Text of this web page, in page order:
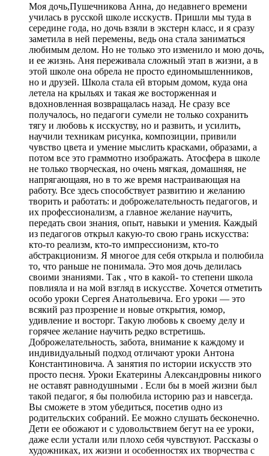
Моя дочь,Пушечникова Анна, до недавнего времени
училась в русской школе исскуств. Пришли мы туда в
середине года, но дочь взяли в экстерн класс, и я сразу
заметила в ней перемены, ведь она стала заниматься
любимым делом. Но не только это изменило и мою дочь,
и ее жизнь. Аня переживала сложный этап в жизни, а в
этой школе она обрела не просто единомышленников,
но и друзей. Школа стала ей вторым домом, куда она
летела на крыльях и такая же восторженная и
вдохновленная возвращалась назад. Не сразу все
получалось, но педагоги сумели не только сохранить
тягу и любовь к исскуству, но и развить, и усилить,
научили техникам рисунка, композиции, привили
чувство цвета и умение мыслить красками, образами, а
потом все это граммотно изображать. Атосфера в школе
не только творческая, но очень мягкая, домашняя, не
напрягающаяя, но в то же время настраивающая на
работу. Все здесь способствует развитию и желанию
творить и работать: и доброжелательность педагогов, и
их профессионализм, а главное желание научить,
передать свои знания, опыт, навыки и умения. Каждый
из педагогов открыл какую-то свою грань искусства:
кто-то реализм, кто-то импрессионизм, кто-то
абстракционизм. Я многое для себя открыла и полюбила
то, что раньше не понимала. Это моя дочь делилась
своими знаниями. Так , что в какой- то степени школа
повлияла и на мой взгляд в искусстве. Хочется отметить
особо уроки Сергея Анатольевича. Его уроки — это
всякий раз прозрение и новые открытия, юмор,
удивление и восторг. Такую любовь к своему делу и
горячее желание научить редко встретишь.
Доброжелательность, забота, внимание к каждому и
индивидуальный подход отличают уроки Антона
Константиновича. А занятия по истории искусств это
просто песня. Уроки Екатерины Александровны никого
не оставят равнодушными . Если бы в моей жизни был
такой педагог, я бы полюбила историю раз и навсегда.
Вы сможете в этом убедиться, посетив одно из
родительских собраний. Ее можно слушать бесконечно.
Дети ее обожают и с удовольствием бегут на ее уроки,
даже если устали или плохо себя чувствуют. Рассказы о
художниках, их жизни и особенностях их творчества с